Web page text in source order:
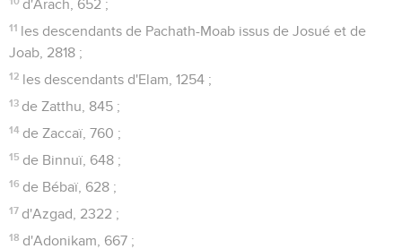
d'Arach, 652 ;
11 les descendants de Pachath-Moab issus de Josué et de
Joab, 2818 ;
12 les descendants d'Elam, 1254 ;
13 de Zatthu, 845 ;
14 de Zaccaï, 760 ;
15 de Binnuï, 648 ;
16 de Bébaï, 628 ;
17 d'Azgad, 2322 ;
18 d'Adonikam, 667 ;